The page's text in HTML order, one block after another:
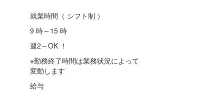
就業時間（ シフト制 ）
9 時～15 時
週2～OK ！
※勤務終了時間は業務状況によって
変動します
給与